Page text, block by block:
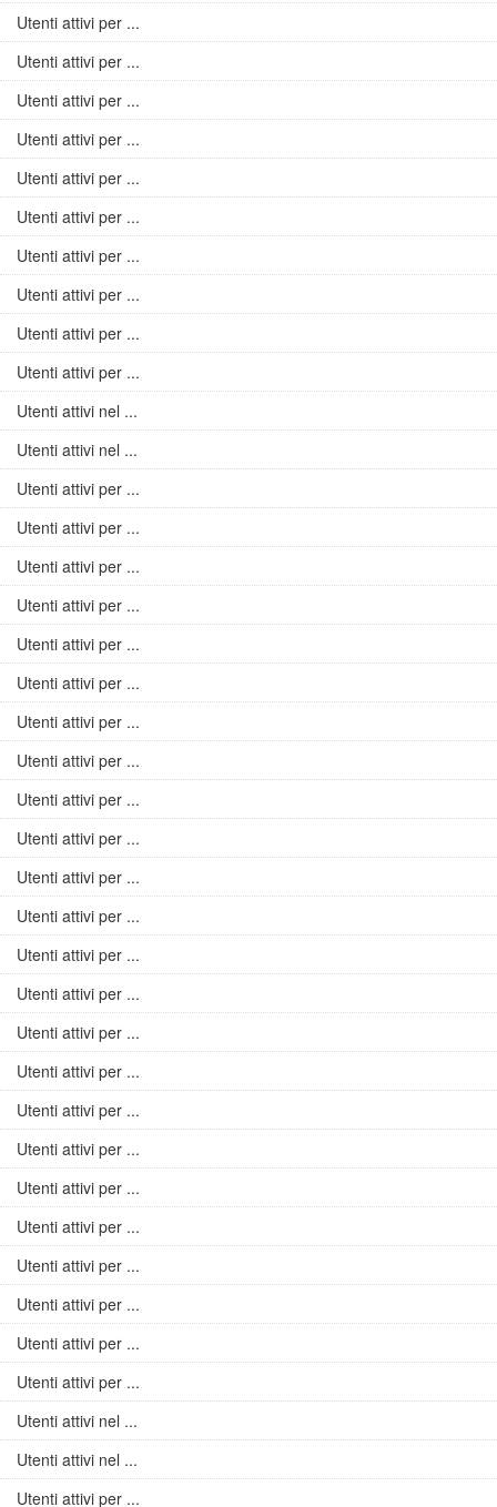
Utenti attivi per ...
Utenti attivi per ...
Utenti attivi per ...
Utenti attivi per ...
Utenti attivi per ...
Utenti attivi per ...
Utenti attivi per ...
Utenti attivi per ...
Utenti attivi per ...
Utenti attivi per ...
Utenti attivi nel ...
Utenti attivi nel ...
Utenti attivi per ...
Utenti attivi per ...
Utenti attivi per ...
Utenti attivi per ...
Utenti attivi per ...
Utenti attivi per ...
Utenti attivi per ...
Utenti attivi per ...
Utenti attivi per ...
Utenti attivi per ...
Utenti attivi per ...
Utenti attivi per ...
Utenti attivi per ...
Utenti attivi per ...
Utenti attivi per ...
Utenti attivi per ...
Utenti attivi per ...
Utenti attivi per ...
Utenti attivi per ...
Utenti attivi per ...
Utenti attivi per ...
Utenti attivi per ...
Utenti attivi per ...
Utenti attivi per ...
Utenti attivi nel ...
Utenti attivi nel ...
Utenti attivi per ...